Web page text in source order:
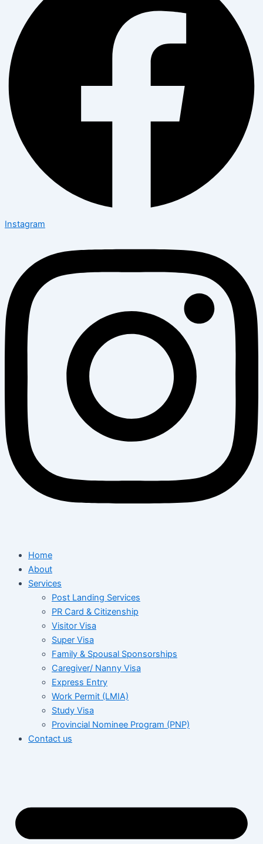
Instagram
Home
About
Services
Post Landing Services
PR Card & Citizenship
Visitor Visa
Super Visa
Family & Spousal Sponsorships
Caregiver/ Nanny Visa
Express Entry
Work Permit (LMIA)
Study Visa
Provincial Nominee Program (PNP)
Contact us